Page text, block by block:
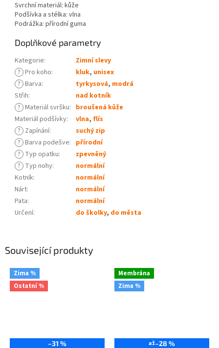
Související produkty
Zima %
Ostatní %
–31 %
Membrána
Zima %
až–28 %
Svrchní materiál: kůže
Podšívka a stélka: vlna
Podrážka: přírodní guma
Doplňkové parametry
Kategorie:
Zimní slevy
? Pro koho: kluk, unisex
? Barva: tyrkysová, modrá
Střih:
nad kotník
? Materiál svršku: broušená kůže
Materiál podšívky: vlna, flís
? Zapínání:
suchý zip
? Barva podešve: přírodní
? Typ opatku:
zpevněný
? Typ nohy:
normální
Kotník:
normální
Nárt:
normální
Pata:
normální
Určení: do školky, do města